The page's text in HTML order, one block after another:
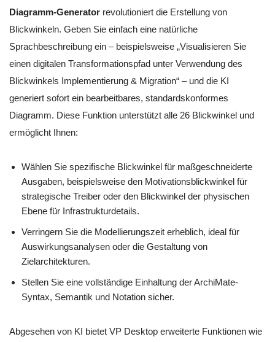
Diagramm-Generator revolutioniert die Erstellung von
Blickwinkeln. Geben Sie einfach eine natürliche
Sprachbeschreibung ein – beispielsweise „Visualisieren Sie
einen digitalen Transformationspfad unter Verwendung des
Blickwinkels Implementierung & Migration“ – und die KI
generiert sofort ein bearbeitbares, standardskonformes
Diagramm. Diese Funktion unterstützt alle 26 Blickwinkel und
ermöglicht Ihnen:
Wählen Sie spezifische Blickwinkel für maßgeschneiderte
Ausgaben, beispielsweise den Motivationsblickwinkel für
strategische Treiber oder den Blickwinkel der physischen
Ebene für Infrastrukturdetails.
Verringern Sie die Modellierungszeit erheblich, ideal für
Auswirkungsanalysen oder die Gestaltung von
Zielarchitekturen.
Stellen Sie eine vollständige Einhaltung der ArchiMate-
Syntax, Semantik und Notation sicher.
Abgesehen von KI bietet VP Desktop erweiterte Funktionen wie